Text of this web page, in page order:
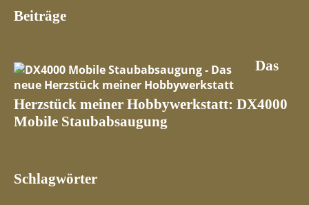
Beiträge
Das
Herzstück meiner Hobbywerkstatt: DX4000
Mobile Staubabsaugung
Schlagwörter